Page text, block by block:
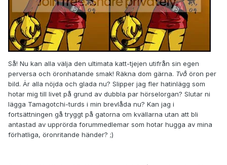
Så! Nu kan alla välja den ultimata katt-tjejen utifrån sin egen
perversa och öronhatande smak! Räkna dom gärna. Två öron per
bild. Är alla nöjda och glada nu? Slipper jag fler hatinlägg som
hotar mig till livet på grund av dubbla par hörselorgan? Slutar ni
lägga Tamagotchi-turds i min brevlåda nu? Kan jag i
fortsättningen gå tryggt på gatorna om kvällarna utan att bli
antastad av upprörda forummedlemar som hotar hugga av mina
förhatliga, öronritande händer? ;)